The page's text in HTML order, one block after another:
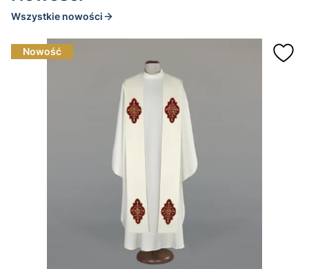
Wszystkie nowości
Nowość